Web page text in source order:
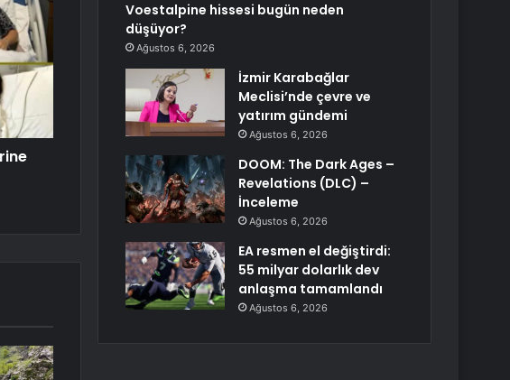
Voestalpine hissesi bugün neden
düşüyor?
Ağustos 6, 2026
İzmir Karabağlar
Meclisi’nde çevre ve
yatırım gündemi
Ağustos 6, 2026
DOOM: The Dark Ages –
Revelations (DLC) –
İnceleme
Ağustos 6, 2026
EA resmen el değiştirdi:
55 milyar dolarlık dev
anlaşma tamamlandı
Ağustos 6, 2026